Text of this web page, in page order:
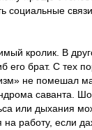
социальные связи.
кролик. В
его брат. С тех
не помешал
саванта.
или дыхания
на работу, если